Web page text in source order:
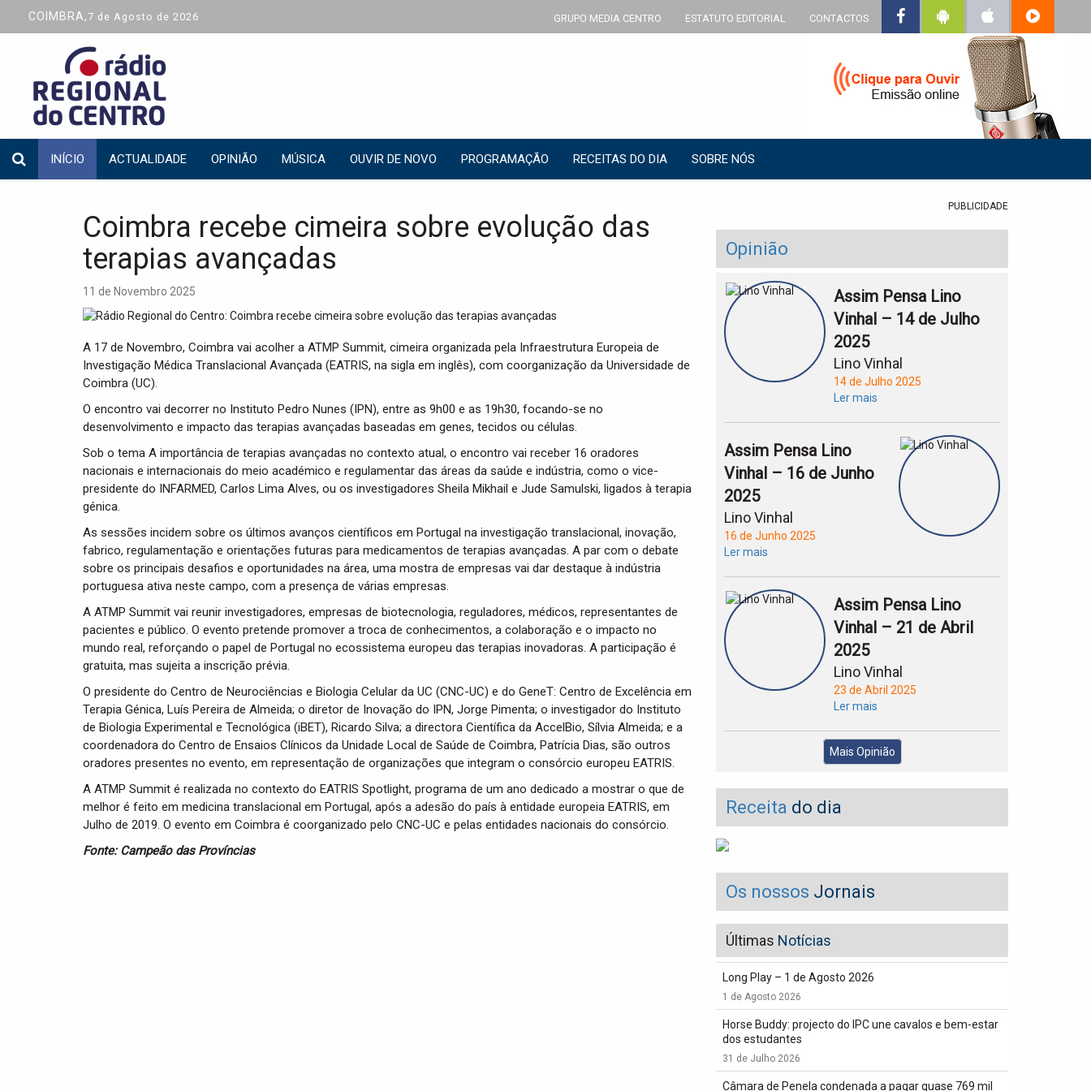
COIMBRA, 7 de Agosto de 2026 GRUPO MEDIA CENTRO ESTATUTO EDITORIAL CONTACTOS
INÍCIO ACTUALIDADE OPINIÃO MÚSICA OUVIR DE NOVO PROGRAMAÇÃO RECEITAS DO DIA SOBRE NÓS
Coimbra recebe cimeira sobre evolução das
terapias avançadas
11 de Novembro 2025
A 17 de Novembro, Coimbra vai acolher a ATMP Summit, cimeira organizada pela Infraestrutura Europeia de
Investigação Médica Translacional Avançada (EATRIS, na sigla em inglês), com coorganização da Universidade de
Coimbra (UC).
O encontro vai decorrer no Instituto Pedro Nunes (IPN), entre as 9h00 e as 19h30, focando-se no
desenvolvimento e impacto das terapias avançadas baseadas em genes, tecidos ou células.
Sob o tema A importância de terapias avançadas no contexto atual, o encontro vai receber 16 oradores
nacionais e internacionais do meio académico e regulamentar das áreas da saúde e indústria, como o vice-
presidente do INFARMED, Carlos Lima Alves, ou os investigadores Sheila Mikhail e Jude Samulski, ligados à terapia
génica.
As sessões incidem sobre os últimos avanços científicos em Portugal na investigação translacional, inovação,
fabrico, regulamentação e orientações futuras para medicamentos de terapias avançadas. A par com o debate
sobre os principais desafios e oportunidades na área, uma mostra de empresas vai dar destaque à indústria
portuguesa ativa neste campo, com a presença de várias empresas.
A ATMP Summit vai reunir investigadores, empresas de biotecnologia, reguladores, médicos, representantes de
pacientes e público. O evento pretende promover a troca de conhecimentos, a colaboração e o impacto no
mundo real, reforçando o papel de Portugal no ecossistema europeu das terapias inovadoras. A participação é
gratuita, mas sujeita a inscrição prévia.
O presidente do Centro de Neurociências e Biologia Celular da UC (CNC-UC) e do GeneT: Centro de Excelência em
Terapia Génica, Luís Pereira de Almeida; o diretor de Inovação do IPN, Jorge Pimenta; o investigador do Instituto
de Biologia Experimental e Tecnológica (iBET), Ricardo Silva; a directora Científica da AccelBio, Sílvia Almeida; e a
coordenadora do Centro de Ensaios Clínicos da Unidade Local de Saúde de Coimbra, Patrícia Dias, são outros
oradores presentes no evento, em representação de organizações que integram o consórcio europeu EATRIS.
A ATMP Summit é realizada no contexto do EATRIS Spotlight, programa de um ano dedicado a mostrar o que de
melhor é feito em medicina translacional em Portugal, após a adesão do país à entidade europeia EATRIS, em
Julho de 2019. O evento em Coimbra é coorganizado pelo CNC-UC e pelas entidades nacionais do consórcio.
Fonte: Campeão das Províncias
PUBLICIDADE
Opinião
Assim Pensa Lino
Vinhal – 14 de Julho
2025
Lino Vinhal
14 de Julho 2025
Ler mais
Assim Pensa Lino
Vinhal – 16 de Junho
2025
Lino Vinhal
16 de Junho 2025
Ler mais
Assim Pensa Lino
Vinhal – 21 de Abril
2025
Lino Vinhal
23 de Abril 2025
Ler mais
Mais Opinião
Receita do dia
Os nossos Jornais
Últimas Notícias
Long Play – 1 de Agosto 2026
1 de Agosto 2026
Horse Buddy: projecto do IPC une cavalos e bem-estar
dos estudantes
31 de Julho 2026
Câmara de Penela condenada a pagar quase 769 mil